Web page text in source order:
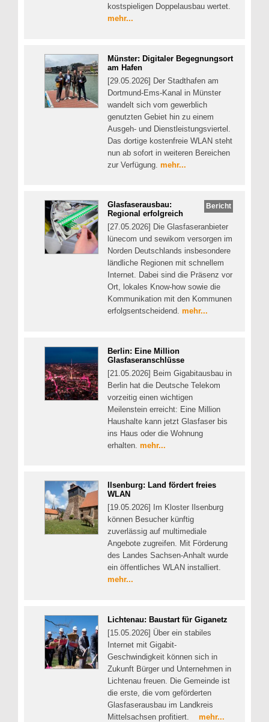
kostspieligen Doppelausbau wertet.
mehr...
Münster: Digitaler Begegnungsort
am Hafen
[29.05.2026] Der Stadthafen am
Dortmund-Ems-Kanal in Münster
wandelt sich vom gewerblich
genutzten Gebiet hin zu einem
Ausgeh- und Dienstleistungsviertel.
Das dortige kostenfreie WLAN steht
nun ab sofort in weiteren Bereichen
zur Verfügung. mehr...
Bericht
Glasfaserausbau:
Regional erfolgreich
[27.05.2026] Die Glasfaseranbieter
lünecom und sewikom versorgen im
Norden Deutschlands insbesondere
ländliche Regionen mit schnellem
Internet. Dabei sind die Präsenz vor
Ort, lokales Know-how sowie die
Kommunikation mit den Kommunen
erfolgsentscheidend. mehr...
Berlin: Eine Million
Glasfaseranschlüsse
[21.05.2026] Beim Gigabitausbau in
Berlin hat die Deutsche Telekom
vorzeitig einen wichtigen
Meilenstein erreicht: Eine Million
Haushalte kann jetzt Glasfaser bis
ins Haus oder die Wohnung
erhalten. mehr...
Ilsenburg: Land fördert freies
WLAN
[19.05.2026] Im Kloster Ilsenburg
können Besucher künftig
zuverlässig auf multimediale
Angebote zugreifen. Mit Förderung
des Landes Sachsen-Anhalt wurde
ein öffentliches WLAN installiert.
mehr...
Lichtenau: Baustart für Giganetz
[15.05.2026] Über ein stabiles
Internet mit Gigabit-
Geschwindigkeit können sich in
Zukunft Bürger und Unternehmen in
Lichtenau freuen. Die Gemeinde ist
die erste, die vom geförderten
Glasfaserausbau im Landkreis
Mittelsachsen profitiert. mehr...